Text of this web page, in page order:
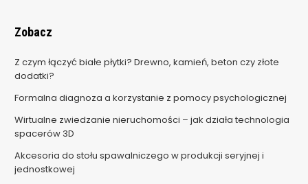
Zobacz
Z czym łączyć białe płytki? Drewno, kamień, beton czy złote
dodatki?
Formalna diagnoza a korzystanie z pomocy psychologicznej
Wirtualne zwiedzanie nieruchomości – jak działa technologia
spacerów 3D
Akcesoria do stołu spawalniczego w produkcji seryjnej i
jednostkowej